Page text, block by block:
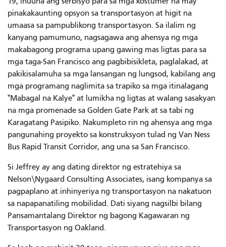
pinakakaunting opsyon sa transportasyon at higit na
umaasa sa pampublikong transportasyon. Sa ilalim ng
kanyang pamumuno, nagsagawa ang ahensya ng mga
makabagong programa upang gawing mas ligtas para sa
mga taga-San Francisco ang pagbibisikleta, paglalakad, at
pakikisalamuha sa mga lansangan ng lungsod, kabilang ang
mga programang naglimita sa trapiko sa mga itinalagang
"Mabagal na Kalye" at lumikha ng ligtas at walang sasakyan
na mga promenade sa Golden Gate Park at sa tabi ng
Karagatang Pasipiko. Nakumpleto rin ng ahensya ang mga
pangunahing proyekto sa konstruksyon tulad ng Van Ness
Bus Rapid Transit Corridor, ang una sa San Francisco.
Si Jeffrey ay ang dating direktor ng estratehiya sa
Nelson\Nygaard Consulting Associates, isang kompanya sa
pagpaplano at inhinyeriya ng transportasyon na nakatuon
sa napapanatiling mobilidad. Dati siyang nagsilbi bilang
Pansamantalang Direktor ng bagong Kagawaran ng
Transportasyon ng Oakland.